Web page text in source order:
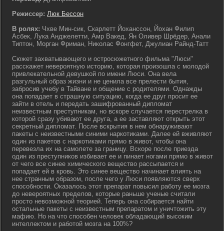
Режиссер: Люк Бессон
В ролях: Чхве Мин-сик, Скарлетт Йоханссон, Йохан Филип
Асбек, Лука Анджелетти, Амр Вакед, Ян Оливер Шрёдер, Анали
Типтон, Морган Фриман, Николас Фонгфет, Джулиан Райнд-Татт
Сюжет захватывающего и остросюжетного фильма "Люси"
расскажет невероятную историю, которая произошла с молодой
привлекательной девушкой по имени Люси. Она вела
разгульный образ жизни и не ценила все прелести бытия,
забросив учебу в Тайване и общение с родителями. Однажды
она попадает в страшную ситуацию, когда ее друг просит ее
зайти в отель и передать зашифрованный дипломат
неизвестным преступникам, но вскоре случается перестрелка в
которой сразу убивают ее друга, а ее заставляют открыть этот
секретный дипломат. После вскрытия в нем обнаруживают
пакеты с неизвестными синими наркотиками. Далее ей вживляют
один из пакетов с наркотиками прямо в живот, чтобы она
перевезла их на самолете за границу. Вскоре после приезда
один из преступников избивает ее и пинает ногами прямо в живот
от чего все синее химического вещество рассыпается и
попадает ей в кровь. Это синее вещество начинает влиять на
нее странным образом, после чего у Люси появляются сверх
способности. Оказалось этот препарат повысил работу ее мозга
до невероятных пределов, которые раньше ученые считали
просто невозможной теорией. Теперь она собирается найти
остальные пакеты с неизвестным препаратом и уничтожить эту
мафию. Но на что способен человек обладающий высоким
интеллектом и работой мозга на 100%?